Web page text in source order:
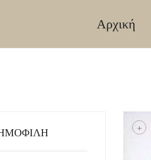
Αρχική
+